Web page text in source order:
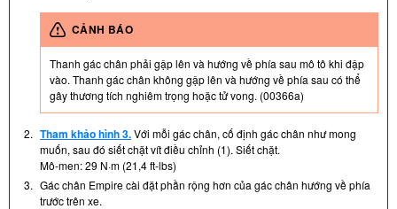
CẢNH BÁO
Thanh gác chân phải gập lên và hướng về phía sau mô tô khi đập
vào. Thanh gác chân không gập lên và hướng về phía sau có thể
gây thương tích nghiêm trọng hoặc tử vong. (00366a)
2. Tham khảo hình 3.Với mỗi gác chân, cố định gác chân như mong
muốn, sau đó siết chặt vít điều chỉnh (1). Siết chặt.
Mô-men: 29 N·m (21,4 ft-lbs)
3. Gác chân Empire cài đặt phần rộng hơn của gác chân hướng về phía
trước trên xe.